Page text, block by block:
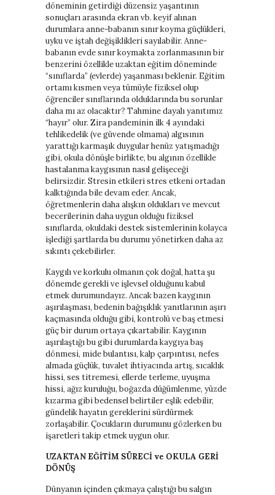
döneminin getirdiği düzensiz yaşantının
sonuçları arasında ekran vb. keyif alınan
durumlara anne-babanın sınır koyma güçlükleri,
uyku ve iştah değişiklikleri sayılabilir. Anne-
babanın evde sınır koymakta zorlanmasının bir
benzerini özellikle uzaktan eğitim döneminde
“sınıflarda” (evlerde) yaşanması beklenir. Eğitim
ortamı kısmen veya tümüyle fiziksel olup
öğrenciler sınıflarında olduklarında bu sorunlar
daha mı az olacaktır? Tahmine dayalı yanıtımız
“hayır” olur. Zira pandeminin ilk 4 ayındaki
tehlikedelik (ve güvende olmama) algısının
yarattığı karmaşık duygular henüz yatışmadığı
gibi, okula dönüşle birlikte, bu algının özellikle
hastalanma kaygısının nasıl gelişeceği
belirsizdir. Stresin etkileri stres etkeni ortadan
kalktığında bile devam eder. Ancak,
öğretmenlerin daha alışkın oldukları ve mevcut
becerilerinin daha uygun olduğu fiziksel
sınıflarda, okuldaki destek sistemlerinin kolayca
işlediği şartlarda bu durumu yönetirken daha az
sıkıntı çekebilirler.
Kaygılı ve korkulu olmanın çok doğal, hatta şu
dönemde gerekli ve işlevsel olduğunu kabul
etmek durumundayız. Ancak bazen kaygının
aşırılaşması, bedenin bağışıklık yanıtlarının aşırı
kaçmasında olduğu gibi, kontrolü ve baş etmesi
güç bir durum ortaya çıkartabilir. Kaygının
aşırılaştığı bu gibi durumlarda kaygıya baş
dönmesi, mide bulantısı, kalp çarpıntısı, nefes
almada güçlük, tuvalet ihtiyacında artış, sıcaklık
hissi, ses titremesi, ellerde terleme, uyuşma
hissi, ağız kuruluğu, boğazda düğümlenme, yüzde
kızarma gibi bedensel belirtiler eşlik edebilir,
gündelik hayatın gereklerini sürdürmek
zorlaşabilir. Çocukların durumunu gözlerken bu
işaretleri takip etmek uygun olur.
UZAKTAN EĞİTİM SÜRECİ ve OKULA GERİ
DÖNÜŞ
Dünyanın içinden çıkmaya çalıştığı bu salgın